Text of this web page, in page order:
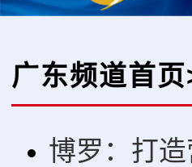
广东频道首页
博罗：打